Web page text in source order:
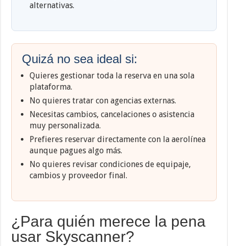
alternativas.
Quizá no sea ideal si:
Quieres gestionar toda la reserva en una sola
plataforma.
No quieres tratar con agencias externas.
Necesitas cambios, cancelaciones o asistencia
muy personalizada.
Prefieres reservar directamente con la aerolínea
aunque pagues algo más.
No quieres revisar condiciones de equipaje,
cambios y proveedor final.
¿Para quién merece la pena
usar Skyscanner?